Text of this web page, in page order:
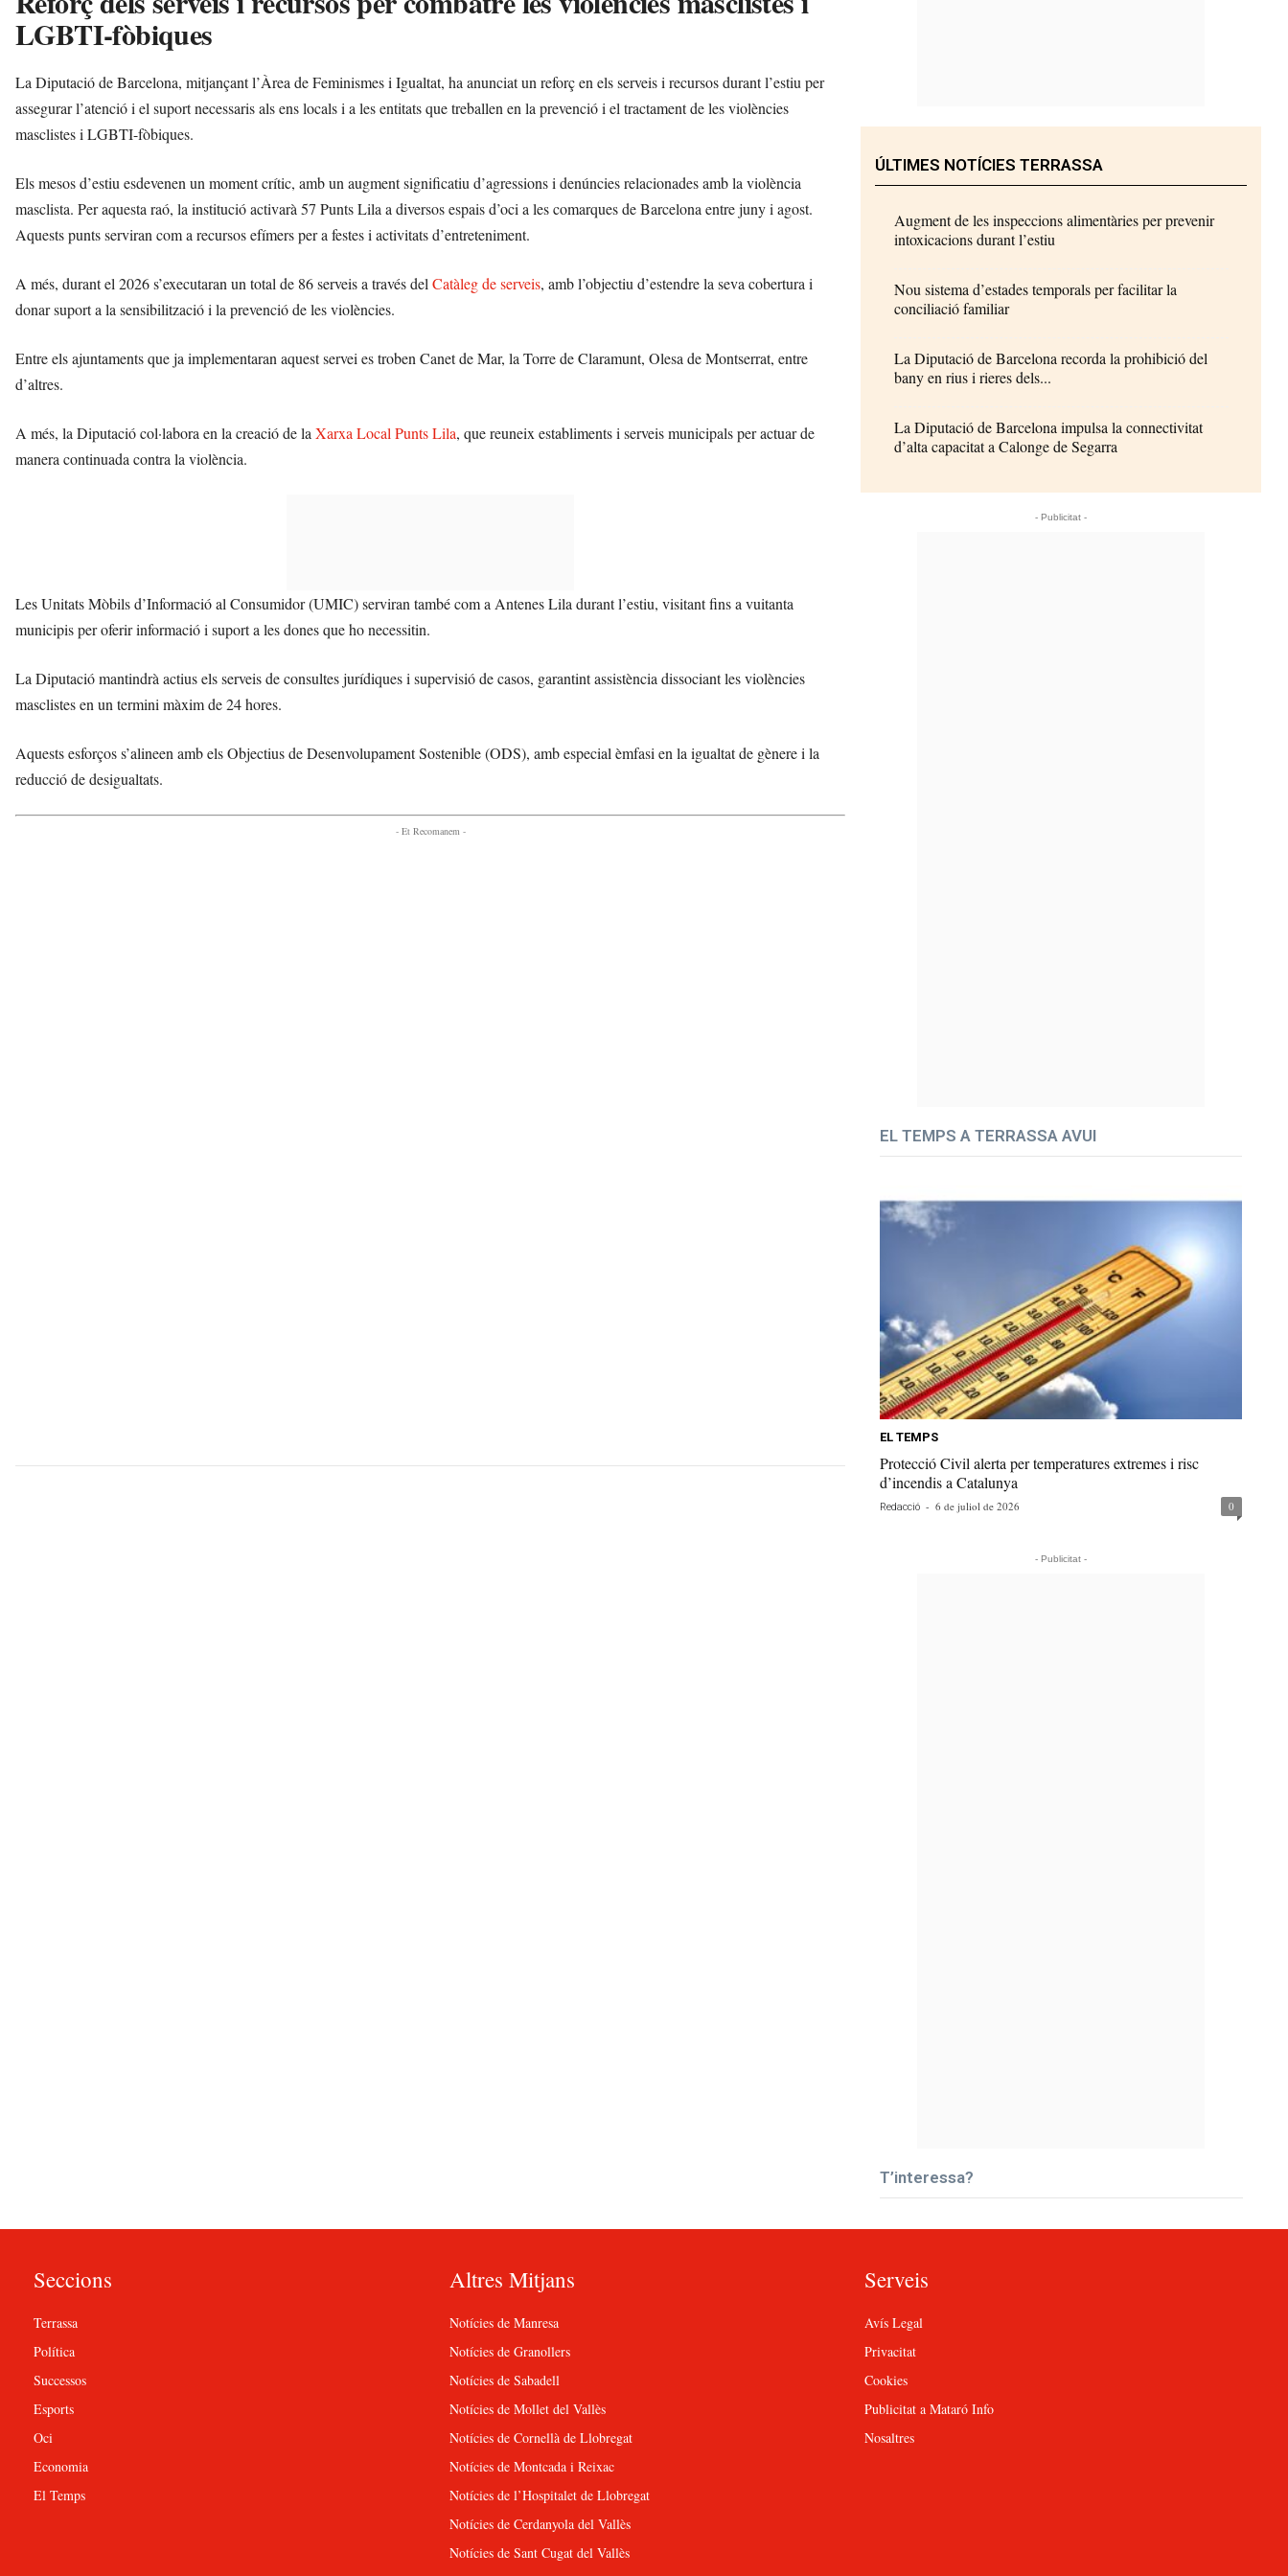
LGBTI-fòbiques
La Diputació de Barcelona, mitjançant l’Àrea de Feminismes i Igualtat, ha anunciat un reforç en els serveis i recursos durant l’estiu per
assegurar l’atenció i el suport necessaris als ens locals i a les entitats que treballen en la prevenció i el tractament de les violències
masclistes i LGBTI-fòbiques.
Els mesos d’estiu esdevenen un moment crític, amb un augment significatiu d’agressions i denúncies relacionades amb la violència
masclista. Per aquesta raó, la institució activarà 57 Punts Lila a diversos espais d’oci a les comarques de Barcelona entre juny i agost.
Aquests punts serviran com a recursos efímers per a festes i activitats d’entreteniment.
A més, durant el 2026 s’executaran un total de 86 serveis a través delCatàleg de serveis, amb l’objectiu d’estendre la seva cobertura i
donar suport a la sensibilització i la prevenció de les violències.
Entre els ajuntaments que ja implementaran aquest servei es troben Canet de Mar, la Torre de Claramunt, Olesa de Montserrat, entre
d’altres.
A més, la Diputació col·labora en la creació de laXarxa Local Punts Lila, que reuneix establiments i serveis municipals per actuar de
manera continuada contra la violència.
Les Unitats Mòbils d’Informació al Consumidor (UMIC) serviran també com a Antenes Lila durant l’estiu, visitant fins a vuitanta
municipis per oferir informació i suport a les dones que ho necessitin.
La Diputació mantindrà actius els serveis de consultes jurídiques i supervisió de casos, garantint assistència dissociant les violències
masclistes en un termini màxim de 24 hores.
Aquests esforços s’alineen amb els Objectius de Desenvolupament Sostenible (ODS), amb especial èmfasi en la igualtat de gènere i la
reducció de desigualtats.
- Et Recomanem -
ÚLTIMES NOTÍCIES TERRASSA
Augment de les inspeccions alimentàries per prevenir
intoxicacions durant l’estiu
Nou sistema d’estades temporals per facilitar la
conciliació familiar
La Diputació de Barcelona recorda la prohibició del
bany en rius i rieres dels...
La Diputació de Barcelona impulsa la connectivitat
d’alta capacitat a Calonge de Segarra
- Publicitat -
EL TEMPS A TERRASSA AVUI
EL TEMPS
Protecció Civil alerta per temperatures extremes i risc
d’incendis a Catalunya
Redacció - 6 de juliol de 2026 0
- Publicitat -
T’interessa?
Seccions
Terrassa
Política
Successos
Esports
Oci
Economia
El Temps
Altres Mitjans
Notícies de Manresa
Notícies de Granollers
Notícies de Sabadell
Notícies de Mollet del Vallès
Notícies de Cornellà de Llobregat
Notícies de Montcada i Reixac
Notícies de l’Hospitalet de Llobregat
Notícies de Cerdanyola del Vallès
Notícies de Sant Cugat del Vallès
Serveis
Avís Legal
Privacitat
Cookies
Publicitat a Mataró Info
Nosaltres